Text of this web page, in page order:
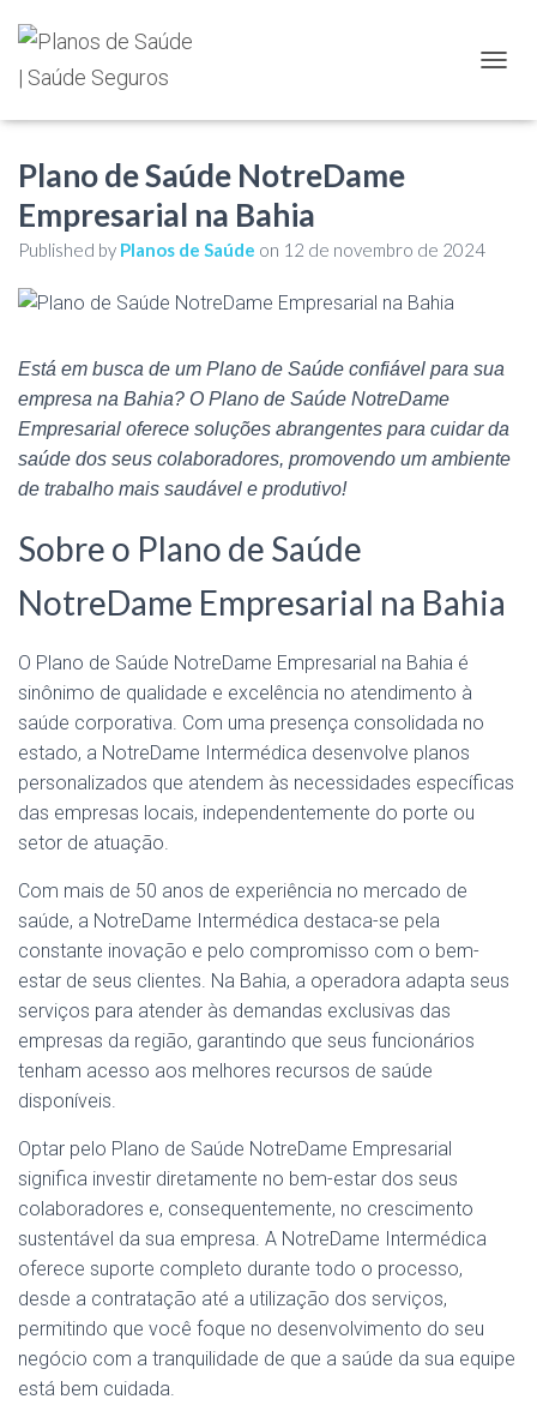
Plano de Saúde NotreDame
Empresarial na Bahia
Published by Planos de Saúde on 12 de novembro de 2024
Está em busca de um Plano de Saúde confiável para sua
empresa na Bahia? O Plano de Saúde NotreDame
Empresarial oferece soluções abrangentes para cuidar da
saúde dos seus colaboradores, promovendo um ambiente
de trabalho mais saudável e produtivo!
Sobre o Plano de Saúde
NotreDame Empresarial na Bahia
O Plano de Saúde NotreDame Empresarial na Bahia é
sinônimo de qualidade e excelência no atendimento à
saúde corporativa. Com uma presença consolidada no
estado, a NotreDame Intermédica desenvolve planos
personalizados que atendem às necessidades específicas
das empresas locais, independentemente do porte ou
setor de atuação.
Com mais de 50 anos de experiência no mercado de
saúde, a NotreDame Intermédica destaca-se pela
constante inovação e pelo compromisso com o bem-
estar de seus clientes. Na Bahia, a operadora adapta seus
serviços para atender às demandas exclusivas das
empresas da região, garantindo que seus funcionários
tenham acesso aos melhores recursos de saúde
disponíveis.
Optar pelo Plano de Saúde NotreDame Empresarial
significa investir diretamente no bem-estar dos seus
colaboradores e, consequentemente, no crescimento
sustentável da sua empresa. A NotreDame Intermédica
oferece suporte completo durante todo o processo,
desde a contratação até a utilização dos serviços,
permitindo que você foque no desenvolvimento do seu
negócio com a tranquilidade de que a saúde da sua equipe
está bem cuidada.